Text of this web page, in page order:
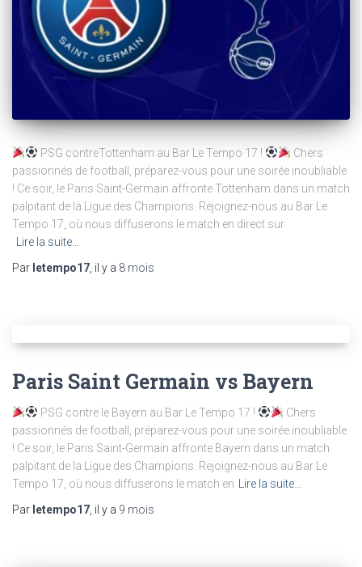
PSG contreTottenham au Bar Le Tempo 17 !
Chers
passionnés de football, préparez-vous pour une soirée inoubliable
! Ce soir, le Paris Saint-Germain affronte Tottenham dans un match
palpitant de la Ligue des Champions. Rejoignez-nous au Bar Le
Tempo 17, où nous diffuserons le match en direct sur
Lire la suite…
Par letempo17 , il y a 8 mois
Paris Saint Germain vs Bayern
PSG contre le Bayern au Bar Le Tempo 17 !
Chers
passionnés de football, préparez-vous pour une soirée inoubliable
! Ce soir, le Paris Saint-Germain affronte Bayern dans un match
palpitant de la Ligue des Champions. Rejoignez-nous au Bar Le
Tempo 17, où nous diffuserons le match en
Lire la suite…
Par letempo17 , il y a 9 mois